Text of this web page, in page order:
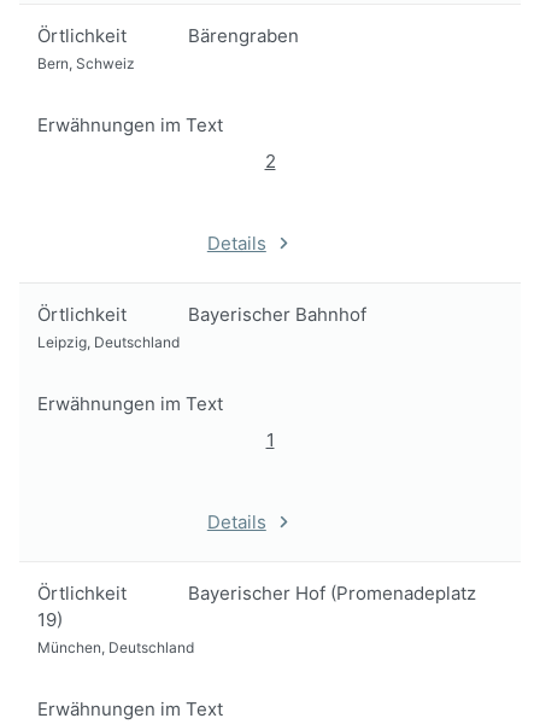
Örtlichkeit Bärengraben
Bern, Schweiz
Erwähnungen im Text
2
Details
Örtlichkeit Bayerischer Bahnhof
Leipzig, Deutschland
Erwähnungen im Text
1
Details
Örtlichkeit
Bayerischer Hof (Promenadeplatz
19)
München, Deutschland
Erwähnungen im Text